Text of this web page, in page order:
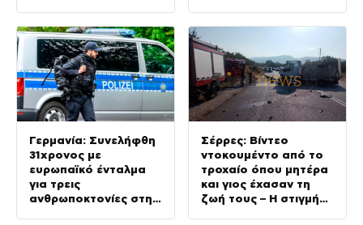
Γερμανία: Συνελήφθη
31χρονος με
ευρωπαϊκό ένταλμα
για τρεις
ανθρωποκτονίες στην
Σέρρες: Βίντεο
ντοκουμέντο από το
τροχαίο όπου μητέρα
και γιος έχασαν τη
ζωή τους – Η στιγμή